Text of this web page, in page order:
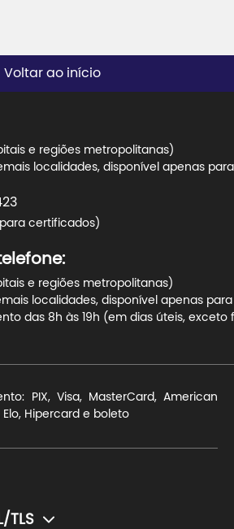
Voltar ao início
e regiões metropolitanas)
localidades, disponível apenas
certificados)
e regiões metropolitanas)
localidades, disponível apenas
das 8h às 19h (em dias úteis, exceto
PIX, Visa, MasterCard, American
Elo, Hipercard e boleto
TLS